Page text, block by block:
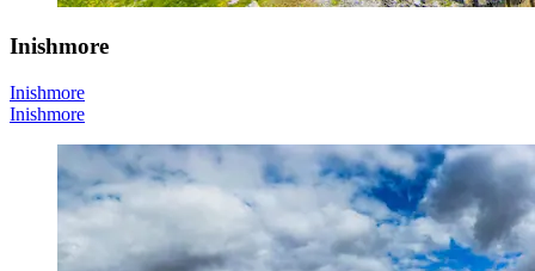
Inishmore
Inishmore
Inishmore